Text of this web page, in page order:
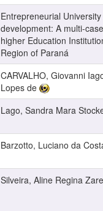
Entrepreneurial
development: A multi-
higher Education
Region of Paraná
CARVALHO, Giovanni
Lopes de
Lago, Sandra Mara
Barzotto, Luciano da
Silveira, Aline Regina